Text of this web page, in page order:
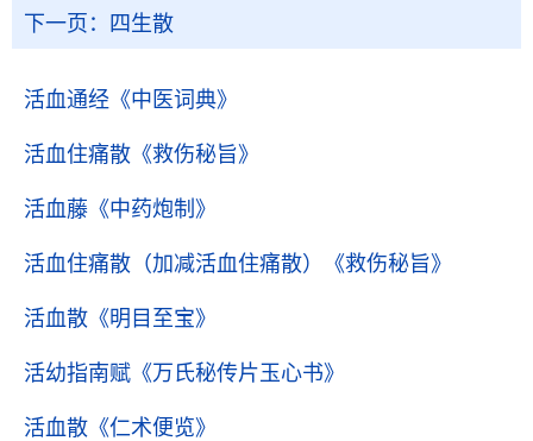
下一页： 四生散
活血通经 《中医词典》
活血住痛散 《救伤秘旨》
活血藤 《中药炮制》
活血住痛散（加减活血住痛散） 《救伤秘旨》
活血散 《明目至宝》
活幼指南赋 《万氏秘传片玉心书》
活血散 《仁术便览》